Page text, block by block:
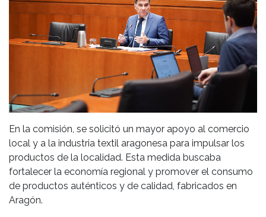
En la comisión, se solicitó un mayor apoyo al comercio
local y a la industria textil aragonesa para impulsar los
productos de la localidad. Esta medida buscaba
fortalecer la economía regional y promover el consumo
de productos auténticos y de calidad, fabricados en
Aragón.